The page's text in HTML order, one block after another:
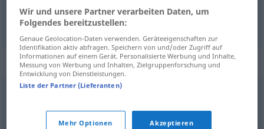
contemporáneo, -am,f Zeitgenosse
Synonyme für "Zeitgenosse"
Wir und unsere Partner verarbeiten Daten, um
Folgendes bereitzustellen:
Genaue Geolocation-Daten verwenden. Geräteeigenschaften zur
Identifikation aktiv abfragen. Speichern von und/oder Zugriff auf
Informationen auf einem Gerät. Personalisierte Werbung und Inhalte,
Messung von Werbung und Inhalten, Zielgruppenforschung und
Entwicklung von Dienstleistungen.
Liste der Partner (Lieferanten)
Mehr Optionen Akzeptieren